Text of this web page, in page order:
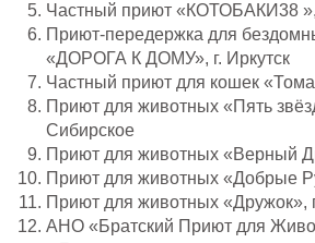
Частный приют «КОТОБАКИ38 »,
Приют-передержка для
«ДОРОГА К ДОМУ», г. Иркутск
Частный приют для кошек
Приют для животных «Пять
Сибирское
Приют для животных «Верный
Приют для животных «Добрые
Приют для животных «Дружок»,
АНО «Братский Приют для